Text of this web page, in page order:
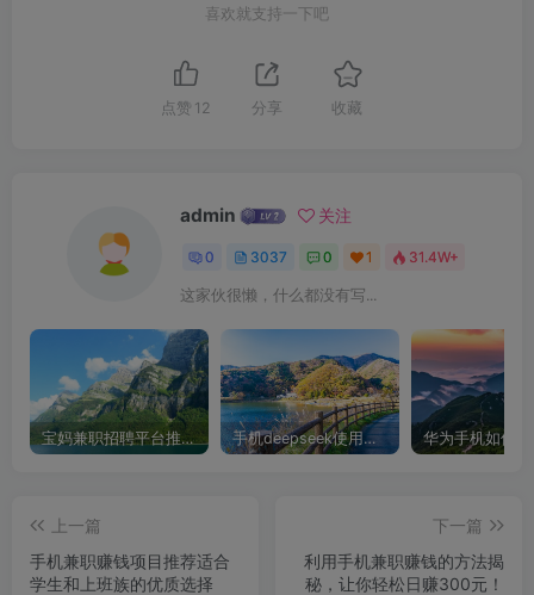
喜欢就支持一下吧
点赞 12 分享 收藏
admin 关注
0 3037 0 1 31.4W+
这家伙很懒，什么都没有写...
宝妈兼职招聘平台推荐，轻松找到理想工作！ 手机deepseek使用全攻略，轻松实现画图与炒股功能
上一篇
手机兼职赚钱项目推荐适合
学生和上班族的优质选择
下一篇
利用手机兼职赚钱的方法揭
秘，让你轻松日赚300元！